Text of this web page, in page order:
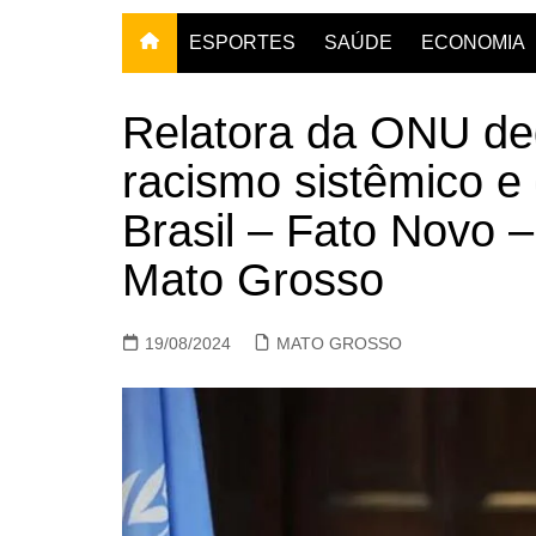
ESPORTES SAÚDE ECONOMIA
Relatora da ONU
racismo sistêmico
Brasil – Fato Novo
Mato Grosso
19/08/2024 MATO GROSSO